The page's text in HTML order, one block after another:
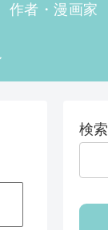
作者・漫画家
検索